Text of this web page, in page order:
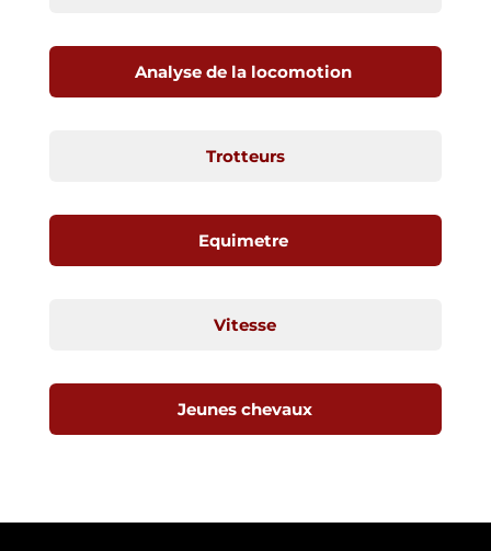
Analyse de la locomotion
Trotteurs
Equimetre
Vitesse
Jeunes chevaux